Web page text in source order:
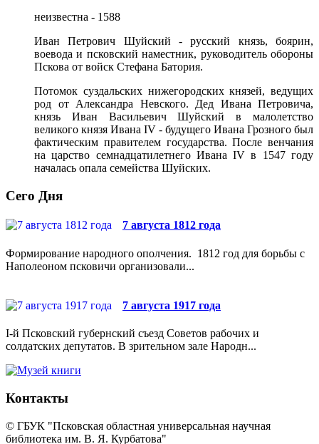
неизвестна - 1588
Иван Петрович Шуйский - русский князь, боярин,
воевода и псковский наместник, руководитель обороны
Пскова от войск Стефана Батория.
Потомок суздальских нижегородских князей, ведущих
род от Александра Невского. Дед Ивана Петровича,
князь Иван Васильевич Шуйский в малолетство
великого князя Ивана IV - будущего Ивана Грозного был
фактическим правителем государства. После венчания
на царство семнадцатилетнего Ивана IV в 1547 году
началась опала семейства Шуйских.
Сего Дня
7 августа 1812 года
Формирование народного ополчения. 1812 год для борьбы с
Наполеоном псковичи организовали...
7 августа 1917 года
I-й Псковский губернский съезд Советов рабочих и
солдатских депутатов. В зрительном зале Народн...
Контакты
© ГБУК "Псковская областная универсальная научная
библиотека им. В. Я. Курбатова"